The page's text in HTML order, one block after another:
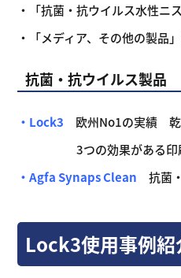
・「抗菌・抗ウイルス水性
・「メディア、その他の製品
抗菌・抗ウイルス製品
・Lock3 欧州No1の実績 乾
3つの効果がある印刷
・Agfa Synaps Clean 抗菌
Lock3使用事例紹